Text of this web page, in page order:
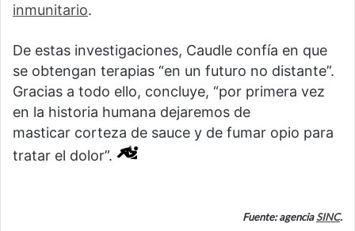
inmunitario.
De estas investigaciones, Caudle confía en que
se obtengan terapias “en un futuro no distante”.
Gracias a todo ello, concluye, “por primera vez
en la historia humana dejaremos de
masticar corteza de sauce y de fumar opio para
tratar el dolor”.
Fuente: agenciaSINC.